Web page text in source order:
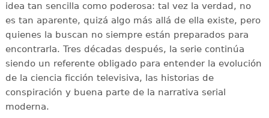
idea tan sencilla como poderosa: tal vez la verdad, no
es tan aparente, quizá algo más allá de ella existe, pero
quienes la buscan no siempre están preparados para
encontrarla. Tres décadas después, la serie continúa
siendo un referente obligado para entender la evolución
de la ciencia ficción televisiva, las historias de
conspiración y buena parte de la narrativa serial
moderna.